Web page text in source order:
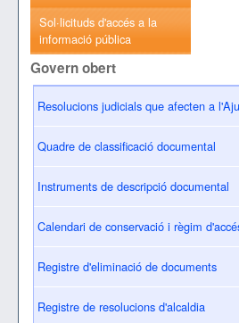
Sol·licituds d'accés a la
informació pública
Govern obert
Resolucions judicials que afecten a
Quadre de classificació documental
Instruments de descripció documental
Calendari de conservació i règim
Registre d'eliminació de documents
Registre de resolucions d'alcaldia